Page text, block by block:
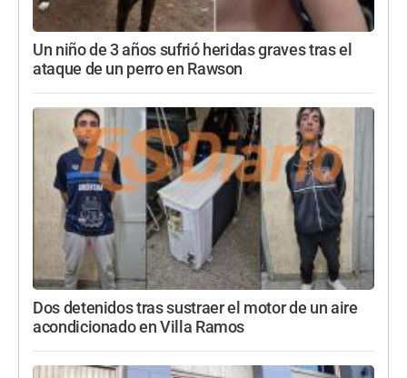
Un niño de 3 años sufrió heridas graves tras el
ataque de un perro en Rawson
Dos detenidos tras sustraer el motor de un aire
acondicionado en Villa Ramos